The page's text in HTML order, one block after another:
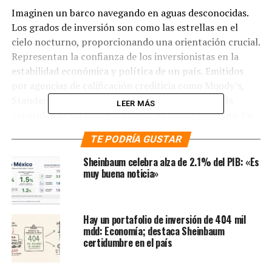
Imaginen un barco navegando en aguas desconocidas.
Los grados de inversión son como las estrellas en el
cielo nocturno, proporcionando una orientación crucial.
Representan la confianza de los inversionistas en la
estabilidad económica y política de un país. Emitidos
Standard & Poor’s y Fitch, estos grados evalúan la
capacidad de un país para pagar su deuda soberana. En
esencia, son una medida de la solvencia crediticia de una
nación.
Moody’s, por ejemplo, utiliza una escala que va desde
«Aaa» (la más alta calidad crediticia) hasta «C» (la más
baja calidad crediticia), con modificadores numéricos y
letras minúsculas para refinar aún más la calificación.
Standard & Poor’s y Fitch utilizan una escala similar,
con «AAA» como la categoría más alta y «D» como la
más baja.
LEER MÁS
TE PODRÍA GUSTAR
Sheinbaum celebra alza de 2.1% del PIB: «Es
muy buena noticia»
Hay un portafolio de inversión de 404 mil
mdd: Economía; destaca Sheinbaum
certidumbre en el país